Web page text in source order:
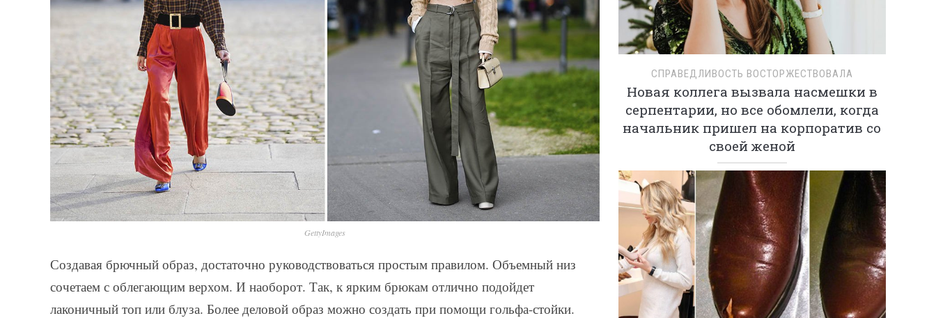
GettyImages
Создавая брючный образ, достаточно руководствоваться простым правилом. Объемный низ
сочетаем с облегающим верхом. И наоборот. Так, к ярким брюкам отлично подойдет
лаконичный топ или блуза. Более деловой образ можно создать при помощи гольфа-стойки.
СПРАВЕДЛИВОСТЬ ВОСТОРЖЕСТВОВАЛА
Новая коллега вызвала насмешки в
серпентарии, но все обомлели, когда
начальник пришел на корпоратив со
своей женой